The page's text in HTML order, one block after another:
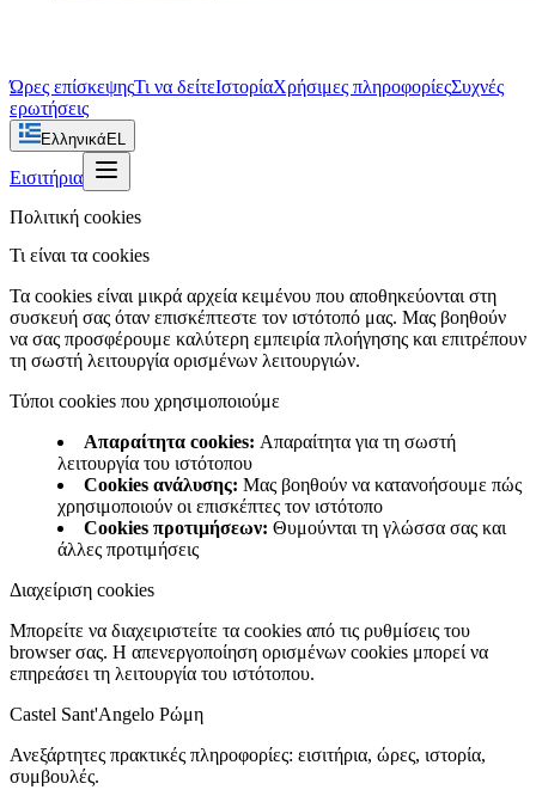
Ώρες επίσκεψηςΤι να δείτεΙστορίαΧρήσιμες πληροφορίεςΣυχνές
ερωτήσεις
Ελληνικά EL
Εισιτήρια
Πολιτική cookies
Τι είναι τα cookies
Τα cookies είναι μικρά αρχεία κειμένου που αποθηκεύονται στη
συσκευή σας όταν επισκέπτεστε τον ιστότοπό μας. Μας βοηθούν
να σας προσφέρουμε καλύτερη εμπειρία πλοήγησης και επιτρέπουν
τη σωστή λειτουργία ορισμένων λειτουργιών.
Τύποι cookies που χρησιμοποιούμε
Απαραίτητα cookies: Απαραίτητα για τη σωστή
λειτουργία του ιστότοπου
Cookies ανάλυσης: Μας βοηθούν να κατανοήσουμε πώς
χρησιμοποιούν οι επισκέπτες τον ιστότοπο
Cookies προτιμήσεων: Θυμούνται τη γλώσσα σας και
άλλες προτιμήσεις
Διαχείριση cookies
Μπορείτε να διαχειριστείτε τα cookies από τις ρυθμίσεις του
browser σας. Η απενεργοποίηση ορισμένων cookies μπορεί να
επηρεάσει τη λειτουργία του ιστότοπου.
Castel Sant'Angelo Ρώμη
Ανεξάρτητες πρακτικές πληροφορίες: εισιτήρια, ώρες, ιστορία,
συμβουλές.